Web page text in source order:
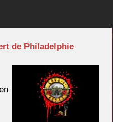
de Philadelphie